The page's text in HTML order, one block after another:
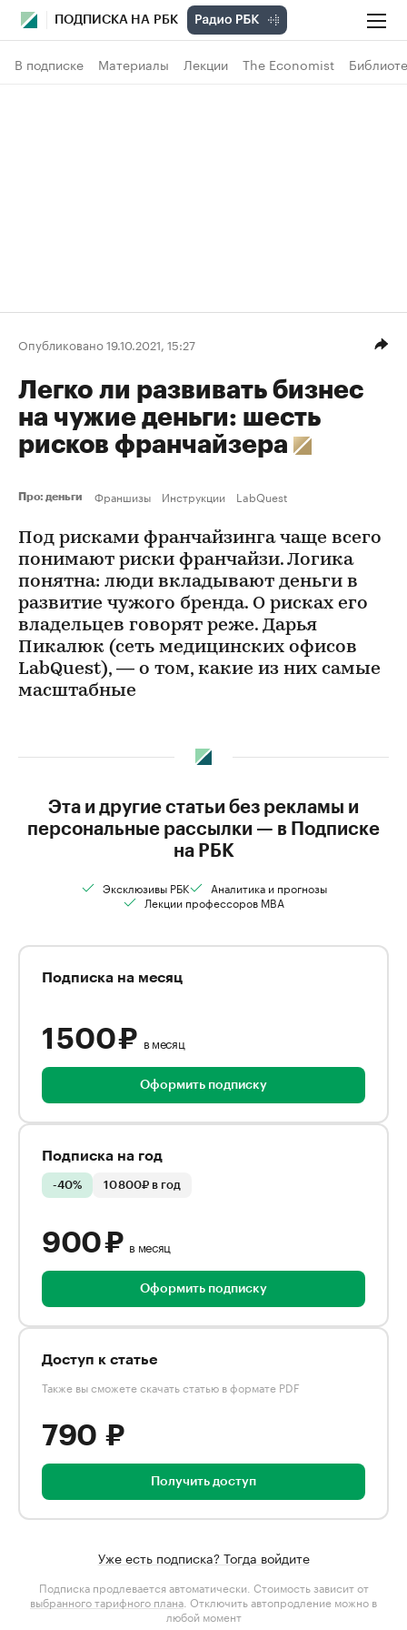
ПОДПИСКА НА РБК
В подписке Материалы Лекции The Economist
Опубликовано 19.10.2021, 15:27
Легко ли развивать бизнес
на чужие деньги: шесть
рисков франчайзера
Про: деньги Франшизы Инструкции LabQuest
Под рисками франчайзинга чаще всего
понимают риски франчайзи. Логика
понятна: люди вкладывают деньги в
развитие чужого бренда. О рисках его
владельцев говорят реже. Дарья
Пикалюк (сеть медицинских офисов
LabQuest), — о том, какие из них самые
масштабные
Эта и другие статьи без рекламы и
персональные рассылки — в Подписке
на РБК
Эксклюзивы РБК
Аналитика и прогнозы
Лекции профессоров MBA
Подписка на месяц
1 500 ₽ в месяц
Оформить подписку
Подписка на год
-40% 10 800₽ в год
900 ₽ в месяц
Оформить подписку
Доступ к статье
Также вы сможете скачать статью в формате PDF
790 ₽
Получить доступ
Уже есть подписка? Тогда войдите
Подписка продлевается автоматически. Стоимость зависит от
выбранного тарифного плана . Отключить автопродление можно в
любой момент